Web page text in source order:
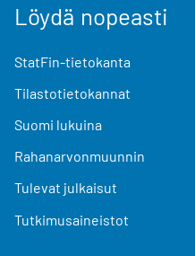
Löydä nopeasti
StatFin-tietokanta
Tilastotietokannat
Suomi lukuina
Rahanarvonmuunnin
Tulevat julkaisut
Tutkimusaineistot